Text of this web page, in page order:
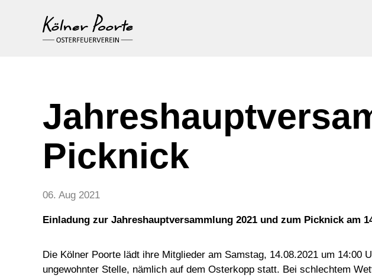
Picknick
06. Aug 2021
Einladung zur Jahreshauptversammlung 2021 und zum Picknick am
Die Kölner Poorte lädt ihre Mitglieder am Samstag, 14.08.2021 um 14:00
ungewohnter Stelle, nämlich auf dem Osterkopp statt. Bei schlechtem